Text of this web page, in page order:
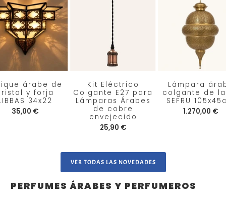
árabe de
y forja
34x22
35,00 €
Kit Eléctrico
Colgante E27 para
Lámparas Árabes
de cobre
envejecido
25,90 €
Lámpara
colgante de
SEFRU
1.270,00 €
VER TODAS LAS NOVEDADES
PERFUMES ÁRABES Y PERFUMEROS